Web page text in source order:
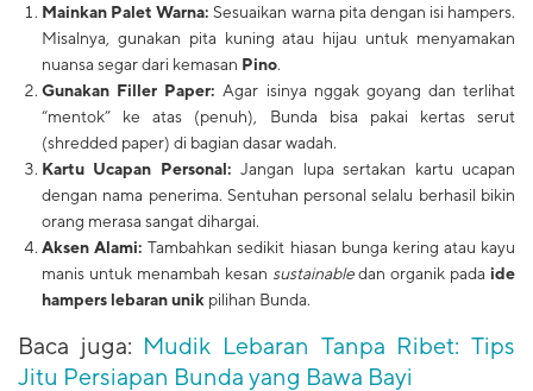
Mainkan Palet Warna: Sesuaikan warna pita dengan isi hampers.
Misalnya, gunakan pita kuning atau hijau untuk menyamakan
nuansa segar dari kemasan Pino.
Gunakan Filler Paper: Agar isinya nggak goyang dan terlihat
“mentok” ke atas (penuh), Bunda bisa pakai kertas serut
(shredded paper) di bagian dasar wadah.
Kartu Ucapan Personal: Jangan lupa sertakan kartu ucapan
dengan nama penerima. Sentuhan personal selalu berhasil bikin
orang merasa sangat dihargai.
Aksen Alami: Tambahkan sedikit hiasan bunga kering atau kayu
manis untuk menambah kesan sustainabledan organik pada ide
hampers lebaran unik pilihan Bunda.
Baca juga: Mudik Lebaran Tanpa Ribet: Tips
Jitu Persiapan Bunda yang Bawa Bayi